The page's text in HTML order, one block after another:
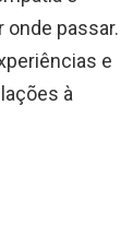
onde passar.
e
à